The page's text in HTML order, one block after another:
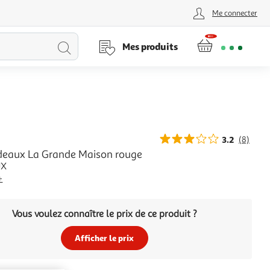
Me connecter
Lancer
Mes produits
3.2 (8)
La Grande Maison rouge
Vous voulez connaître le prix de ce produit ?
Afficher le prix